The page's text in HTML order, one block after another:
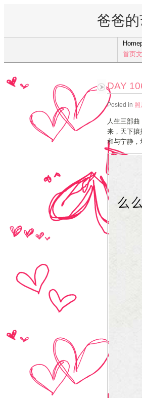
爸爸
首页
DAY
Posted in 照
人生三部
来，天下攘
和与宁静，